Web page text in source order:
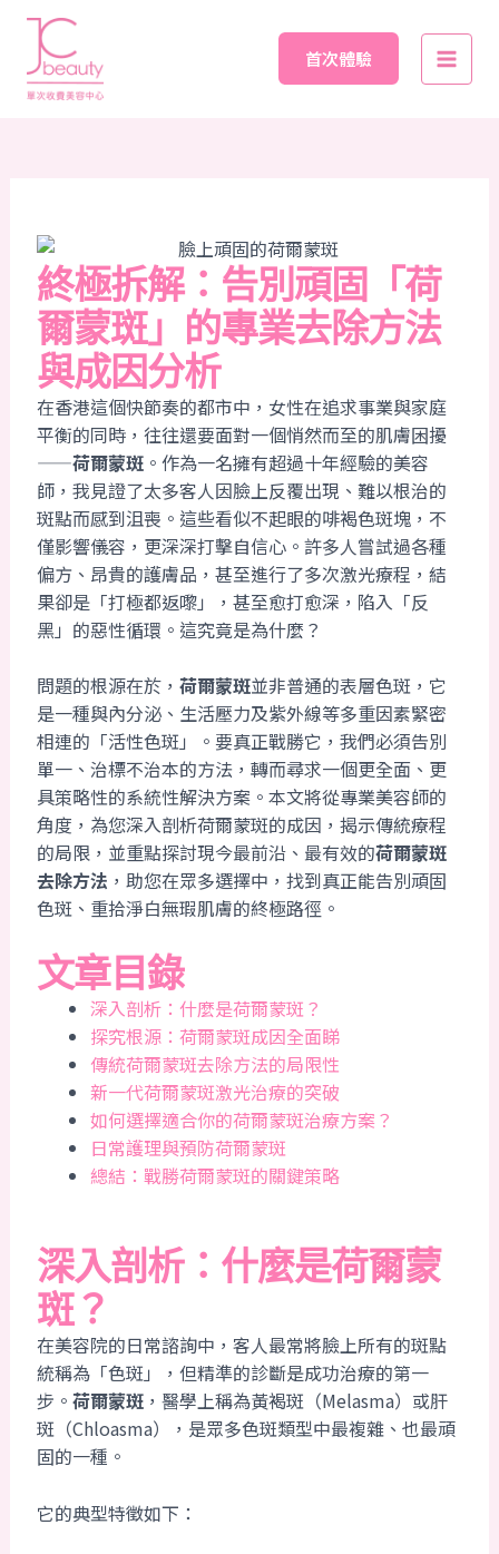
Skip
content
首次體驗
Main
終極拆解：告別頑固「荷
爾蒙斑」的專業去除方法
與成因分析
在香港這個快節奏的都市中，女性在追求事業與家庭
平衡的同時，往往還要面對一個悄然而至的肌膚困擾
——荷爾蒙斑。作為一名擁有超過十年經驗的美容
師，我見證了太多客人因臉上反覆出現、難以根治的
斑點而感到沮喪。這些看似不起眼的啡褐色斑塊，不
僅影響儀容，更深深打擊自信心。許多人嘗試過各種
偏方、昂貴的護膚品，甚至進行了多次激光療程，結
果卻是「打極都返嚟」，甚至愈打愈深，陷入「反
黑」的惡性循環。這究竟是為什麼？
問題的根源在於， 荷爾蒙斑並非普通的表層色斑，它
是一種與內分泌、生活壓力及紫外線等多重因素緊密
相連的「活性色斑」。要真正戰勝它，我們必須告別
單一、治標不治本的方法，轉而尋求一個更全面、更
具策略性的系統性解決方案。本文將從專業美容師的
角度，為您深入剖析荷爾蒙斑的成因，揭示傳統療程
的局限，並重點探討現今最前沿、最有效的荷爾蒙斑
去除方法 ，助您在眾多選擇中，找到真正能告別頑固
色斑、重拾淨白無瑕肌膚的終極路徑。
文章目錄
深入剖析：什麼是荷爾蒙斑？
探究根源：荷爾蒙斑成因全面睇
傳統荷爾蒙斑去除方法的局限性
新一代荷爾蒙斑激光治療的突破
如何選擇適合你的荷爾蒙斑治療方案？
日常護理與預防荷爾蒙斑
總結：戰勝荷爾蒙斑的關鍵策略
深入剖析：什麼是荷爾蒙
斑？
在美容院的日常諮詢中，客人最常將臉上所有的斑點
統稱為「色斑」，但精準的診斷是成功治療的第一
步。 荷爾蒙斑，醫學上稱為黃褐斑（Melasma）或肝
斑（Chloasma），是眾多色斑類型中最複雜、也最頑
固的一種。
它的典型特徵如下：
Post
navigation